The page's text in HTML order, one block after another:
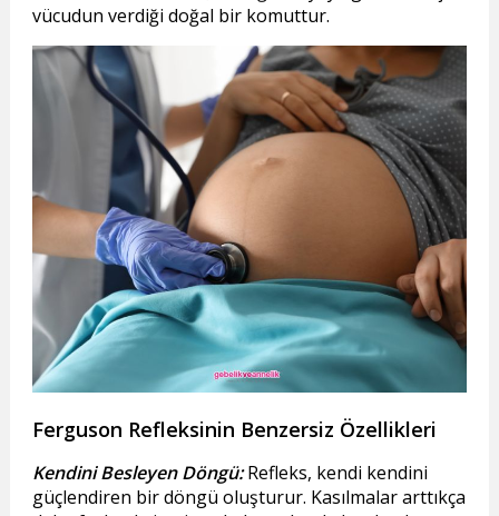
vücudun verdiği doğal bir komuttur.
Ferguson Refleksinin Benzersiz Özellikleri
Kendini Besleyen Döngü:Refleks, kendi kendini
güçlendiren bir döngü oluşturur. Kasılmalar arttıkça